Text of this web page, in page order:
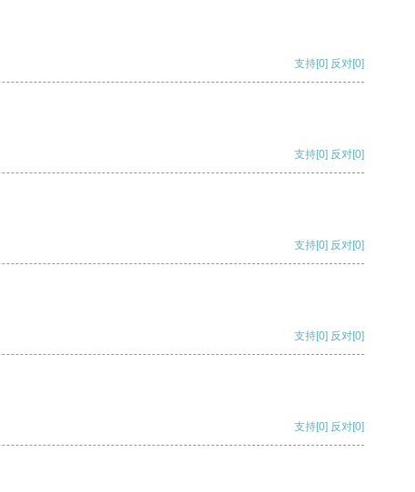
支持[0] 反对[0]
支持[0] 反对[0]
支持[0] 反对[0]
支持[0] 反对[0]
支持[0] 反对[0]